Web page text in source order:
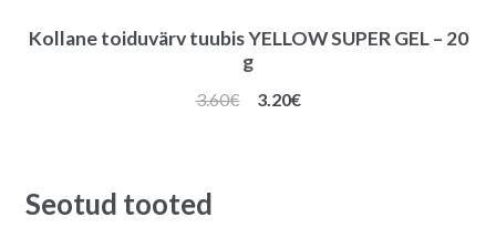
Kollane toiduvärv tuubis YELLOW SUPER GEL – 20
g
3.60€
Algne
3.20€Praegune
Seotud tooted